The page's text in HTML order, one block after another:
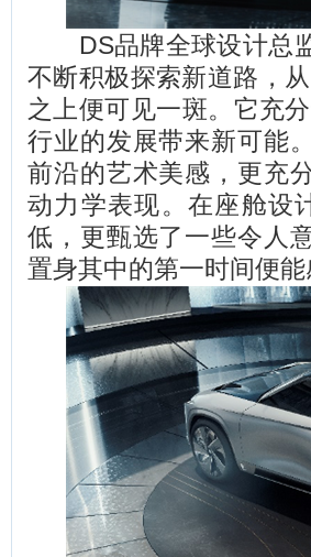
DS品牌全球设计总监
不断积极探索新道路，
之上便可见一斑。它充
行业的发展带来新可能
前沿的艺术美感，更充
动力学表现。在座舱设
低，更甄选了一些令人
置身其中的第一时间便